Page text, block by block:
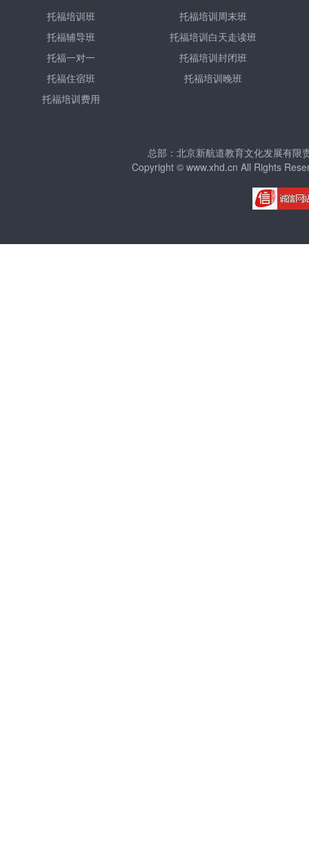
托福培训班
托福辅导班
托福一对一
托福住宿班
托福培训费用
托福培训周末班
托福培训白天走读班
托福培训封闭班
托福培训晚班
总部：北京新航道教育文化发展有
Copyright © www.xhd.cn All Rights